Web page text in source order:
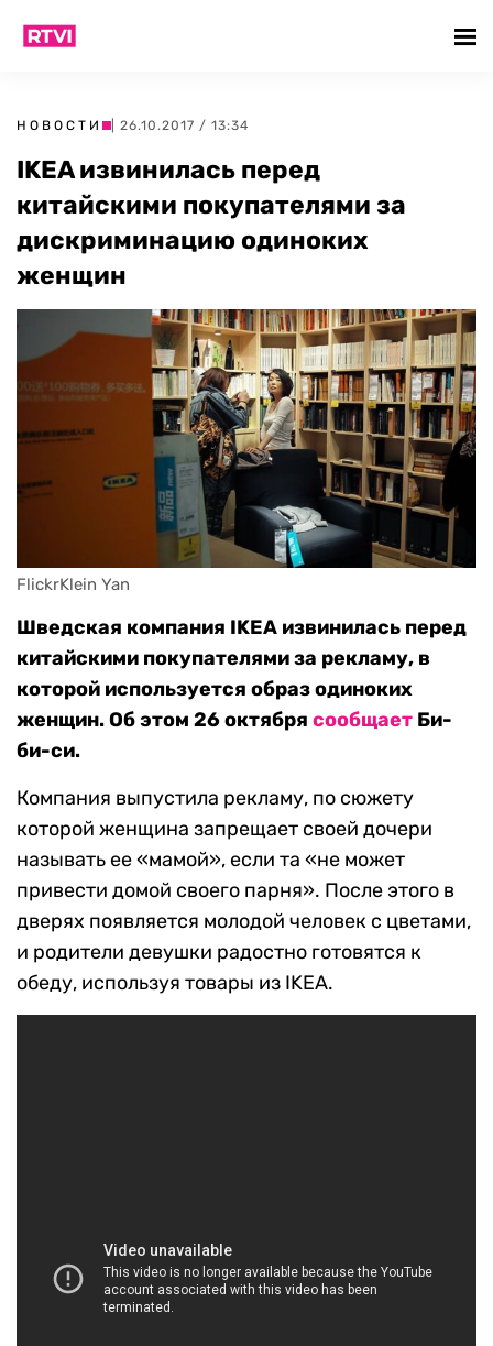
НОВОСТИ | 26.10.2017 / 13:34
IKEA извинилась перед
китайскими покупателями за
дискриминацию одиноких
женщин
FlickrKlein Yan
Шведская компания IKEA извинилась перед
китайскими покупателями за рекламу, в
которой используется образ одиноких
женщин. Об этом 26 октября сообщает Би-
би-си.
Компания выпустила рекламу, по сюжету
которой женщина запрещает своей дочери
называть ее «мамой», если та «не может
привести домой своего парня». После этого в
дверях появляется молодой человек с цветами,
и родители девушки радостно готовятся к
обеду, используя товары из IKEA.